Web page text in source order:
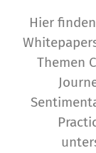
Hier
Themen